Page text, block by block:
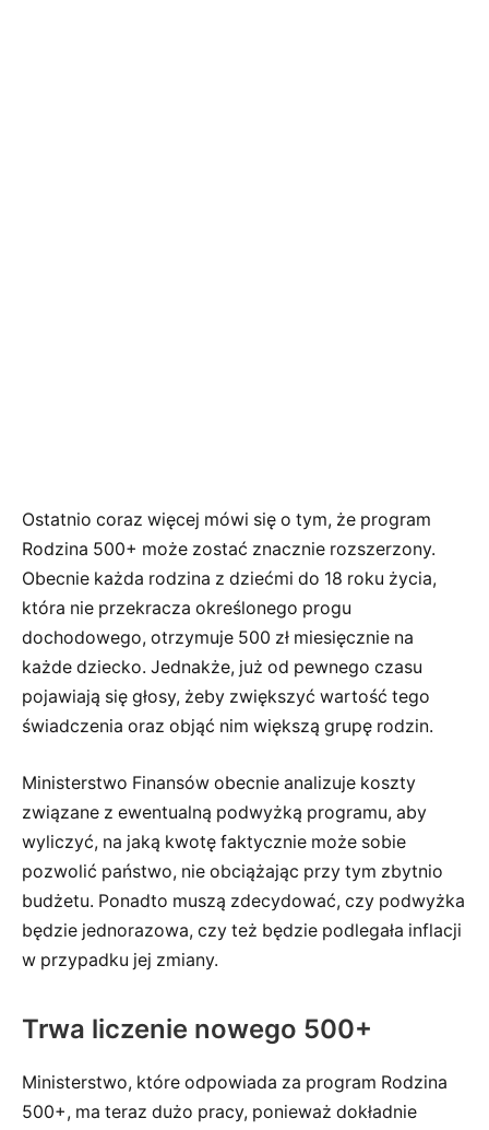
Ostatnio coraz więcej mówi się o tym, że program
Rodzina 500+ może zostać znacznie rozszerzony.
Obecnie każda rodzina z dziećmi do 18 roku życia,
która nie przekracza określonego progu
dochodowego, otrzymuje 500 zł miesięcznie na
każde dziecko. Jednakże, już od pewnego czasu
pojawiają się głosy, żeby zwiększyć wartość tego
świadczenia oraz objąć nim większą grupę rodzin.
Ministerstwo Finansów obecnie analizuje koszty
związane z ewentualną podwyżką programu, aby
wyliczyć, na jaką kwotę faktycznie może sobie
pozwolić państwo, nie obciążając przy tym zbytnio
budżetu. Ponadto muszą zdecydować, czy podwyżka
będzie jednorazowa, czy też będzie podlegała inflacji
w przypadku jej zmiany.
Trwa liczenie nowego 500+
Ministerstwo, które odpowiada za program Rodzina
500+, ma teraz dużo pracy, ponieważ dokładnie